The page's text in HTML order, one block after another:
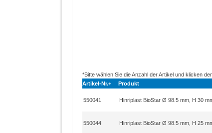
*Bitte wählen Sie die Anzahl der Artikel und klicken
Artikel-Nr.+
Produkt
550041 Hinriplast BioStar Ø 98.5 mm, H 30
550044 Hinriplast BioStar Ø 98.5 mm, H 25